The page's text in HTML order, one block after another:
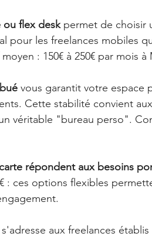
ou flex desk permet de choisir
pour les freelances mobiles
: 150€ à 250€ par mois
vous garantit votre espace
Cette stabilité convient
véritable "bureau perso".
répondent aux besoins
: ces options flexibles
aux freelances